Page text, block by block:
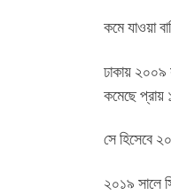
কমে যাওয়া
ঢাকায় ২০০৯
কমেছে
সে হিসেবে
২০১৯ সালে